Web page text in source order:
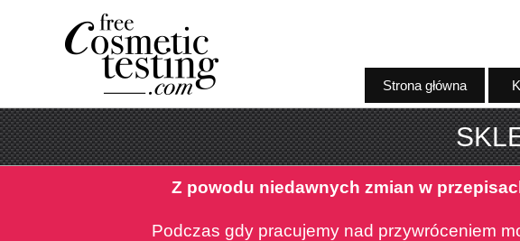
Strona główna
Z powodu niedawnych zmian w
Podczas gdy pracujemy nad przywróceniem